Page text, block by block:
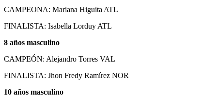
CAMPEONA: Mariana Higuita ATL
FINALISTA: Isabella Lorduy ATL
8 años masculino
CAMPEÓN: Alejandro Torres VAL
FINALISTA: Jhon Fredy Ramírez NOR
10 años masculino